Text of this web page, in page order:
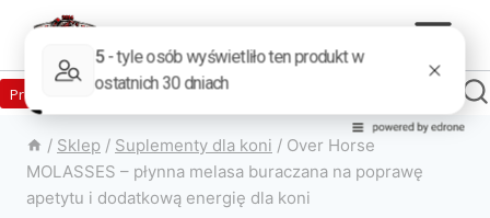
Produkty w sklepie
/ Sklep / Suplementy dla koni / Over Horse
MOLASSES – płynna melasa buraczana na poprawę
apetytu i dodatkową energię dla koni